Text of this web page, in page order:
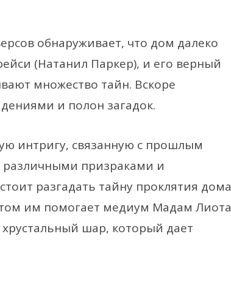
обнаруживает, что дом далеко
(Натанил Паркер), и его верный
множество тайн. Вскоре
и полон загадок.
интригу, связанную с прошлым
различными призраками и
разгадать тайну проклятия дома
им помогает медиум Мадам Лиота
шар, который дает